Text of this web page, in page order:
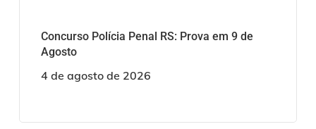
Concurso Polícia Penal RS: Prova em 9 de
Agosto
4 de agosto de 2026